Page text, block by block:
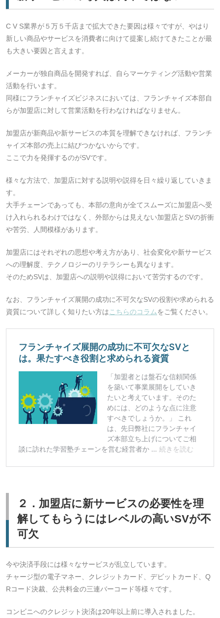
C V S業界が５万５千店まで拡大できた要因は様々ですが、やはり
新しい商品やサービスを消費者に向けて提案し続けてきたことが最
も大きい要因と言えます。
メーカーが独自商品を開発すれば、自らマーケティング活動や営業
活動を行います。
同様にフランチャイズビジネスにおいては、フランチャイズ本部自
らが加盟店に対して営業活動を行わなければなりません。
加盟店が新商品や新サービスの本質を理解できなければ、フランチ
ャイズ本部の売上に結びつかないからです。
ここで力を発揮するのがSVです。
様々な方法で、加盟店に対する説明や説得を日々繰り返していきま
す。
大手チェーンであっても、本部の意向が全てスムーズに加盟店へ受
け入れられるわけではなく、外部からは見えない加盟店とSVの折衝
や苦労、人間模様があります。
加盟店にはそれぞれの思想や考え方があり、社会変化や新サービス
への理解度、テクノロジーのリテラシーも異なります。
そのためSVは、加盟店への説明や説得において苦労するのです。
なお、フランチャイズ展開の成功に不可欠なSVの役割や求められる
資質について詳しく知りたい方は こちらのコラム をご覧ください。
２．加盟店に新サービスの必要性を理
解してもらうにはレベルの高いSVが不
可欠
今や決済手段には様々なサービスが乱立しています。
チャージ型の電子マネー、クレジットカード、デビットカード、Q
Rコード決裁、公共料金の三連バーコード等様々です。
コンビニへのクレジット決済は20年以上前に導入されました。